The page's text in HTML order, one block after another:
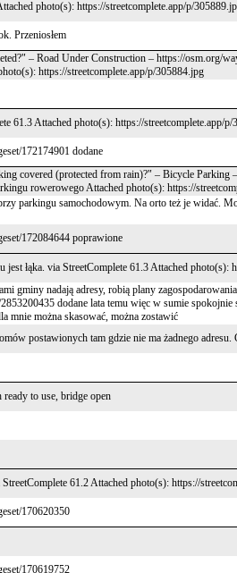
photo(s): https://streetcomplete.app/p/
Przeniosłem
– Road Under Construction – https://osm.org/
https://streetcomplete.app/p/305884.jpg
61.3 Attached photo(s): https://streetcomplete.app/p/
172174901 dodane
covered (protected from rain)?" – Bicycle Parking
rowerowego Attached photo(s): https://
parkingu samochodowym. Na orto też je widać.
172084644 poprawione
jest łąka. via StreetComplete 61.3 Attached photo(s):
gminy nadają adresy, robią plany
dodane lata temu więc w sumie
mnie można skasować, można zostawić
postawionych tam gdzie nie ma żadnego adresu.
to use, bridge open
61.2 Attached photo(s): https://
170620350
170619752